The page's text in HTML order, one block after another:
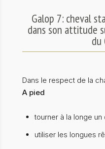
Galop 7: cheval
dans son attitude
du
Dans le respect de la
A pied
tourner à la longe
utiliser les longues